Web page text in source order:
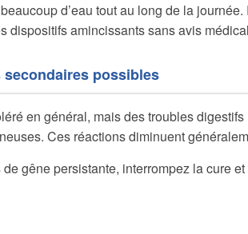
d’eau tout au long de la
dispositifs amincissants sans avis
secondaires possibles
en général, mais des troubles
Ces réactions diminuent
de gêne persistante, interrompez la cure